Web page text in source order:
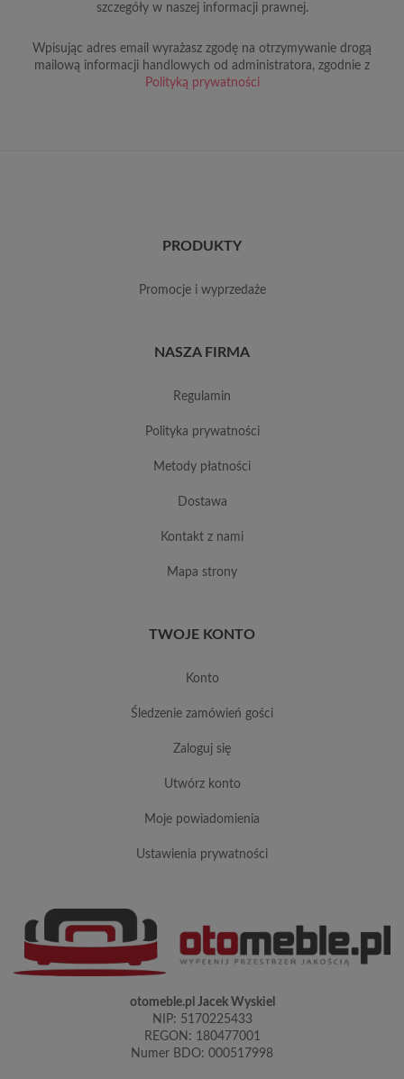
szczegóły w naszej informacji prawnej.
Wpisując adres email wyrażasz zgodę na otrzymywanie drogą
mailową informacji handlowych od administratora, zgodnie z
Polityką prywatności
PRODUKTY
promocje i wyprzedaże
NASZA FIRMA
regulamin
polityka prywatności
metody płatności
dostawa
kontakt z nami
mapa strony
TWOJE KONTO
konto
śledzenie zamówień gości
zaloguj się
utwórz konto
moje powiadomienia
ustawienia prywatności
otomeble.pl Jacek Wyskiel
NIP: 5170225433
REGON: 180477001
Numer BDO: 000517998